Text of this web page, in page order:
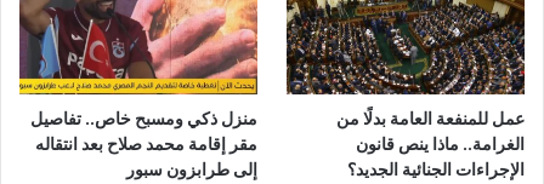
عمل للمنفعة العامة بدلًا من
الغرامة.. ماذا ينص قانون
الإجراءات الجنائية الجديد؟
منزل ذكي ومسبح خاص.. تفاصيل
مقر إقامة محمد صلاح بعد انتقاله
إلى طرابزون سبور